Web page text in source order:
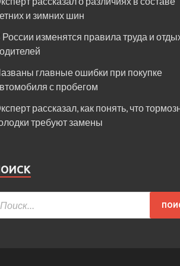
и зимних шин
России изменятся правила труда и
главные ошибки при покупке
с пробегом
рассказал, как понять, что
требуют замены